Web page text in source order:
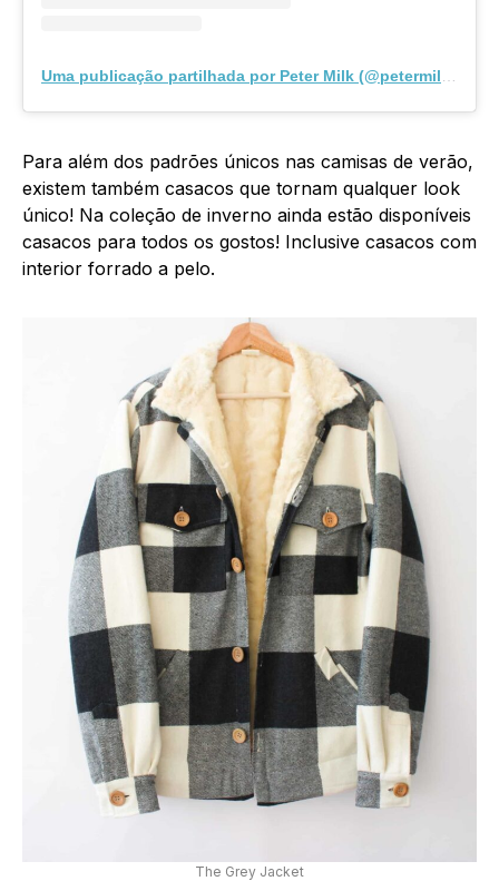
Para além dos padrões únicos nas camisas de verão,
existem também casacos que tornam qualquer look
único! Na coleção de inverno ainda estão disponíveis
casacos para todos os gostos! Inclusive casacos com
interior forrado a pelo.
The Grey Jacket